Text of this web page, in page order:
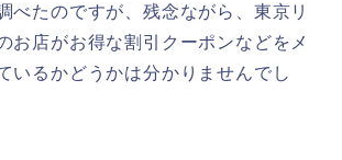
べたのですが、残念ながら、東京リ
お店がお得な割引クーポンなどをメ
いるかどうかは分かりませんでし